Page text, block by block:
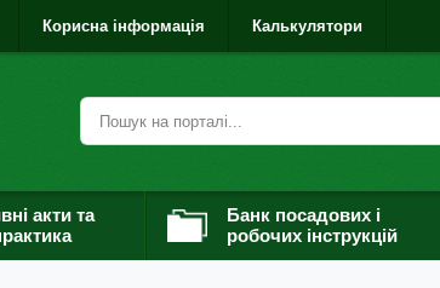
Корисна інформація Калькулятори
акти та
Банк посадових і
робочих інструкцій